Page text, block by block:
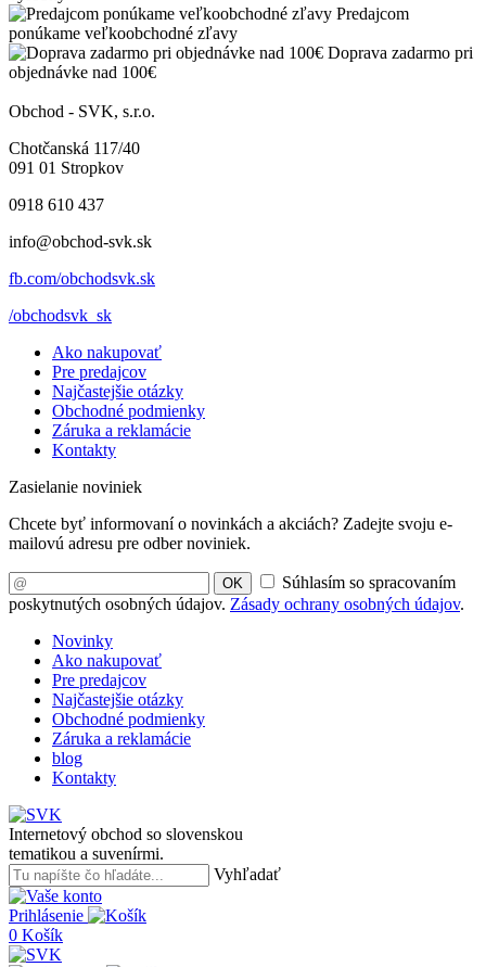
Predajcom
ponúkame veľkoobchodné zľavy
Doprava zadarmo pri
objednávke nad 100€
Obchod - SVK, s.r.o.
Chotčanská 117/40
091 01 Stropkov
0918 610 437
info@obchod-svk.sk
fb.com/obchodsvk.sk
/obchodsvk_sk
Ako nakupovať
Pre predajcov
Najčastejšie otázky
Obchodné podmienky
Záruka a reklamácie
Kontakty
Zasielanie noviniek
Chcete byť informovaní o novinkách a akciách? Zadejte svoju e-
mailovú adresu pre odber noviniek.
OK
Súhlasím so spracovaním
poskytnutých osobných údajov. Zásady ochrany osobných údajov.
Novinky
Ako nakupovať
Pre predajcov
Najčastejšie otázky
Obchodné podmienky
Záruka a reklamácie
blog
Kontakty
Internetový obchod so slovenskou
tematikou a suvenírmi.
Vyhľadať
Prihlásenie
0 Košík